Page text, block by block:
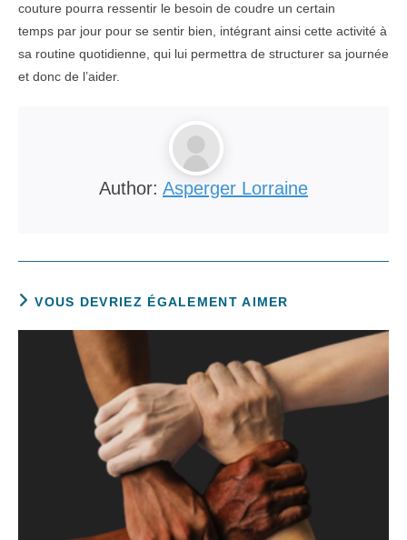
couture pourra ressentir le besoin de coudre un certain
temps par jour pour se sentir bien, intégrant ainsi cette activité à
sa routine quotidienne, qui lui permettra de structurer sa journée
et donc de l’aider.
Author: Asperger Lorraine
VOUS DEVRIEZ ÉGALEMENT AIMER